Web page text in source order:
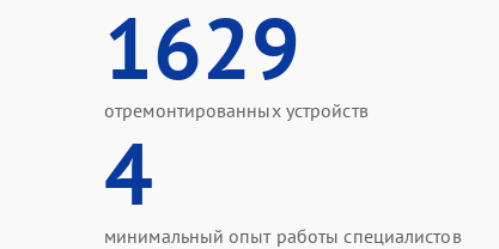
1629
отремонтированных устройств
4
минимальный опыт работы специалистов